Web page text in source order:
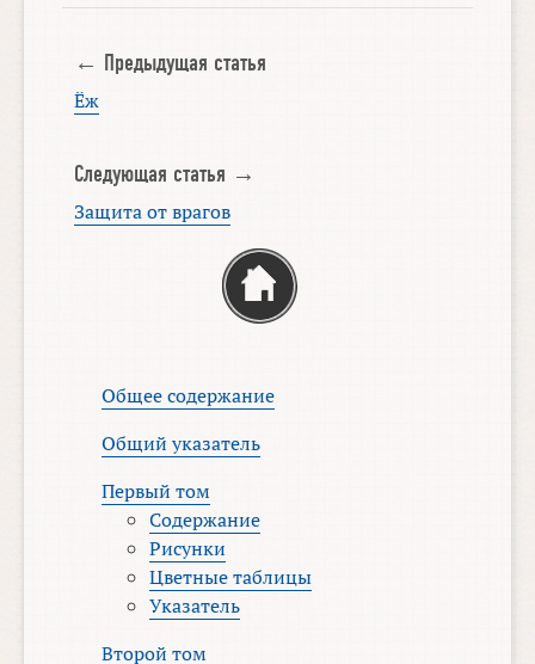
← Предыдущая статья
Ёж
Следующая статья →
Защита от врагов
Общее содержание
Общий указатель
Первый том
Содержание
Рисунки
Цветные таблицы
Указатель
Второй том